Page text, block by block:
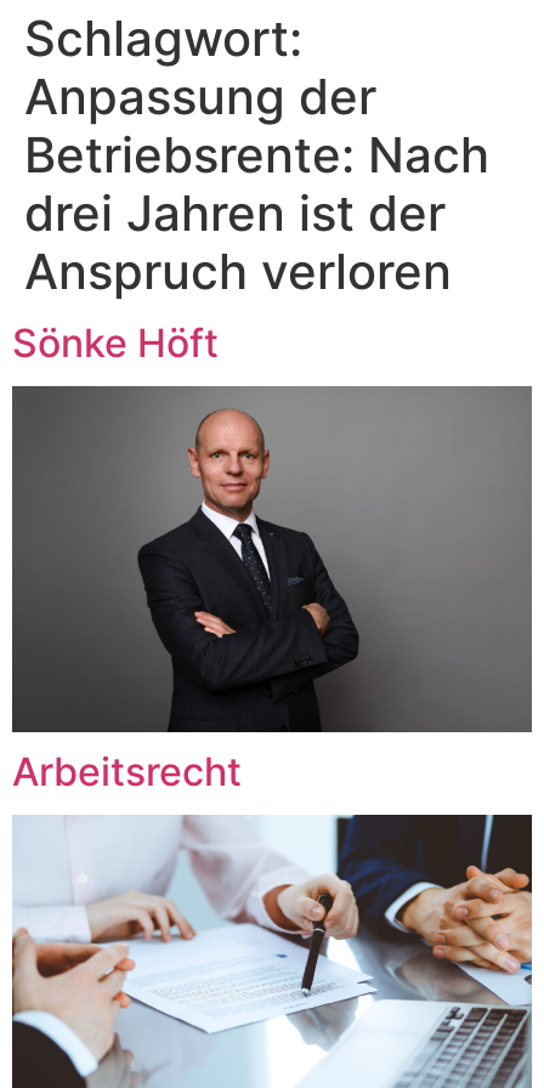
Zum
Inhalt
springen
Schlagwort:
Anpassung der
Betriebsrente: Nach
drei Jahren ist der
Anspruch verloren
Sönke Höft
Arbeitsrecht